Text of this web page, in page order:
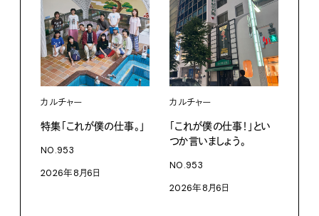
カルチャー
特集「これが僕の仕事。」
NO.953
2026年8月6日
カルチャー
「これが僕の仕事！」とい
つか言いましょう。
NO.953
2026年8月6日